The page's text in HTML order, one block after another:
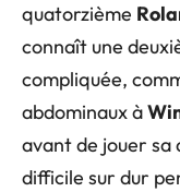
quatorzième
connaît une
compliquée,
abdominaux à
avant de jouer sa
difficile sur dur